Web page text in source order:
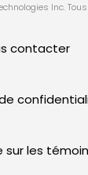
Inc.
contacter
sur les